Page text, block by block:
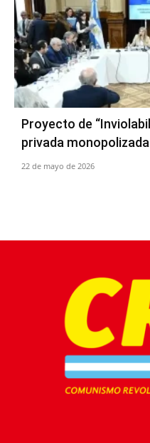
Proyecto de
privada
22 de mayo de 2026